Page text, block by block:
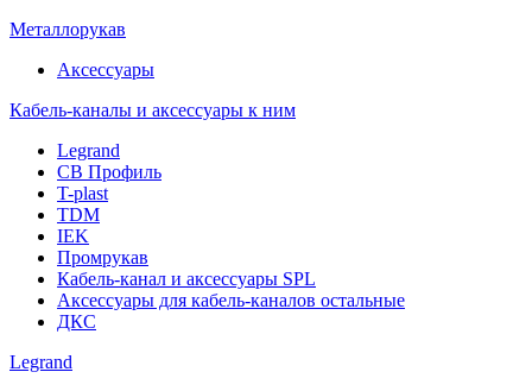
Металлорукав
Аксессуары
Кабель-каналы и аксессуары к ним
Legrand
СВ Профиль
T-plast
TDM
IEK
Промрукав
Кабель-канал и аксессуары SPL
Аксессуары для кабель-каналов остальные
ДКС
Legrand